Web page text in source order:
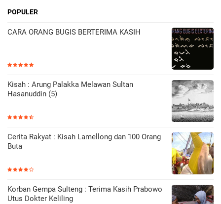
POPULER
CARA ORANG BUGIS BERTERIMA KASIH
Kisah : Arung Palakka Melawan Sultan
Hasanuddin (5)
Cerita Rakyat : Kisah Lamellong dan 100 Orang
Buta
Korban Gempa Sulteng : Terima Kasih Prabowo
Utus Dokter Keliling